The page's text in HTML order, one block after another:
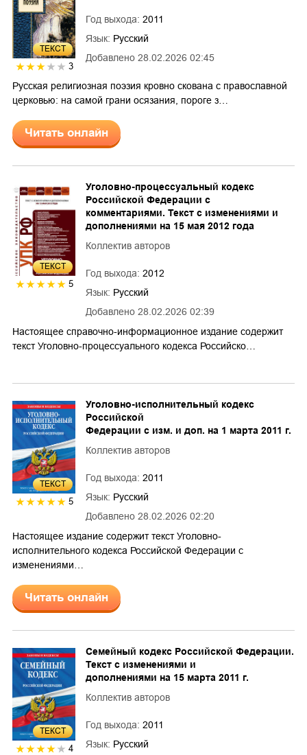
ТЕКСТ
3
Добавлено 28.02.2026 02:45
Год выхода: 2011
Язык: Русский
Русская религиозная поэзия кровно скована с православной
церковью: на самой грани осязания, пороге з…
Читать онлайн
ТЕКСТ
5
Добавлено 28.02.2026 02:39
Уголовно-процессуальный кодекс
Российской Федерации с
комментариями. Текст с изменениями и
дополнениями на 15 мая 2012 года
Коллектив авторов
Год выхода: 2012
Язык: Русский
Настоящее справочно-информационное издание содержит
текст Уголовно-процессуального кодекса Российско…
ТЕКСТ
5
Добавлено 28.02.2026 02:20
Уголовно-исполнительный кодекс
Российской
Федерации с изм. и доп. на 1 марта 2011 г.
Коллектив авторов
Год выхода: 2011
Язык: Русский
Настоящее издание содержит текст Уголовно-
исполнительного кодекса Российской Федерации с
изменениями…
Читать онлайн
ТЕКСТ
4
Семейный кодекс Российской Федерации.
Текст с изменениями и
дополнениями на 15 марта 2011 г.
Коллектив авторов
Год выхода: 2011
Язык: Русский